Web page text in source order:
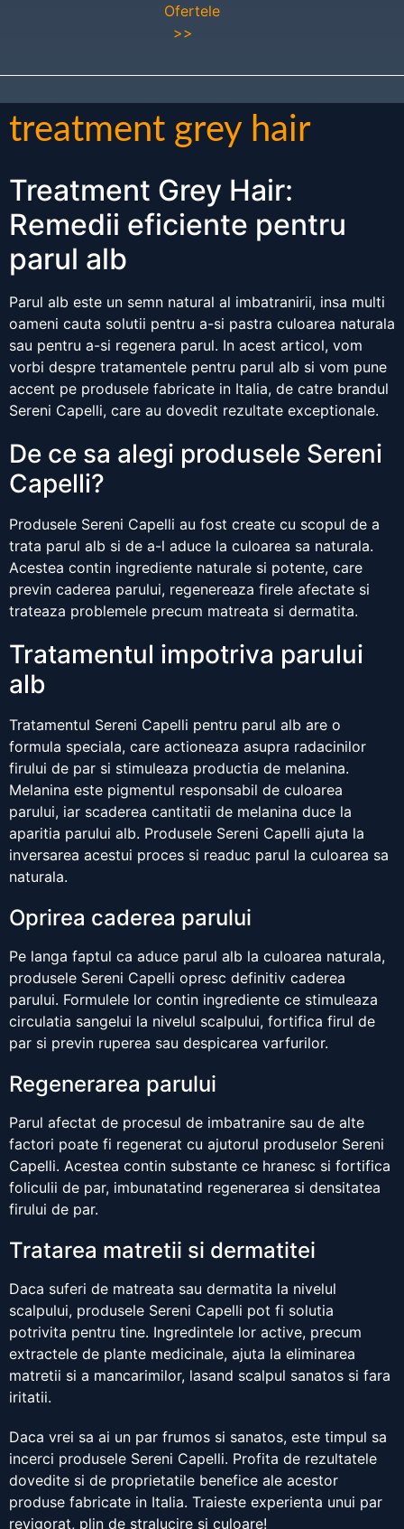
Ofertele
>>
treatment grey hair
Treatment Grey Hair:
Remedii eficiente pentru
parul alb
Parul alb este un semn natural al imbatranirii, insa multi
oameni cauta solutii pentru a-si pastra culoarea naturala
sau pentru a-si regenera parul. In acest articol, vom
vorbi despre tratamentele pentru parul alb si vom pune
accent pe produsele fabricate in Italia, de catre brandul
Sereni Capelli, care au dovedit rezultate exceptionale.
De ce sa alegi produsele Sereni
Capelli?
Produsele Sereni Capelli au fost create cu scopul de a
trata parul alb si de a-l aduce la culoarea sa naturala.
Acestea contin ingrediente naturale si potente, care
previn caderea parului, regenereaza firele afectate si
trateaza problemele precum matreata si dermatita.
Tratamentul impotriva parului
alb
Tratamentul Sereni Capelli pentru parul alb are o
formula speciala, care actioneaza asupra radacinilor
firului de par si stimuleaza productia de melanina.
Melanina este pigmentul responsabil de culoarea
parului, iar scaderea cantitatii de melanina duce la
aparitia parului alb. Produsele Sereni Capelli ajuta la
inversarea acestui proces si readuc parul la culoarea sa
naturala.
Oprirea caderea parului
Pe langa faptul ca aduce parul alb la culoarea naturala,
produsele Sereni Capelli opresc definitiv caderea
parului. Formulele lor contin ingrediente ce stimuleaza
circulatia sangelui la nivelul scalpului, fortifica firul de
par si previn ruperea sau despicarea varfurilor.
Regenerarea parului
Parul afectat de procesul de imbatranire sau de alte
factori poate fi regenerat cu ajutorul produselor Sereni
Capelli. Acestea contin substante ce hranesc si fortifica
foliculii de par, imbunatatind regenerarea si densitatea
firului de par.
Tratarea matretii si dermatitei
Daca suferi de matreata sau dermatita la nivelul
scalpului, produsele Sereni Capelli pot fi solutia
potrivita pentru tine. Ingredintele lor active, precum
extractele de plante medicinale, ajuta la eliminarea
matretii si a mancarimilor, lasand scalpul sanatos si fara
iritatii.
Daca vrei sa ai un par frumos si sanatos, este timpul sa
incerci produsele Sereni Capelli. Profita de rezultatele
dovedite si de proprietatile benefice ale acestor
produse fabricate in Italia. Traieste experienta unui par
revigorat, plin de stralucire si culoare!